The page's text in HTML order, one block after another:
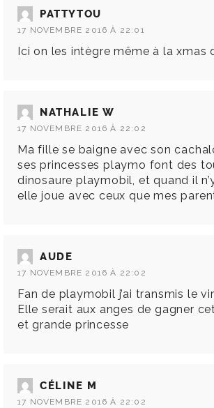
PATTYTOU
17 NOVEMBRE 2016 À 22:01
Ici on les intègre même à la xmas
NATHALIE W
17 NOVEMBRE 2016 À 22:02
Ma fille se baigne avec son
ses princesses playmo font des
dinosaure playmobil, et quand il
elle joue avec ceux que mes
AUDE
17 NOVEMBRE 2016 À 22:02
Fan de playmobil j’ai transmis le
Elle serait aux anges de gagner
et grande princesse
CÉLINE M
17 NOVEMBRE 2016 À 22:02